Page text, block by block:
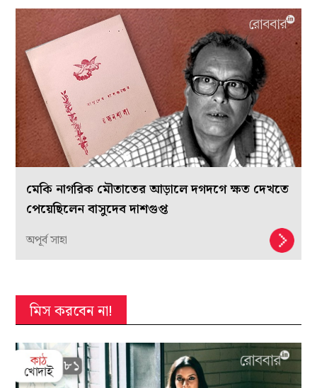
মেকি নাগরিক মৌতাতের আড়ালে দগদগে ক্ষত দেখতে
পেয়েছিলেন বাসুদেব দাশগুপ্ত
অপূর্ব সাহা
মিস করবেন না!